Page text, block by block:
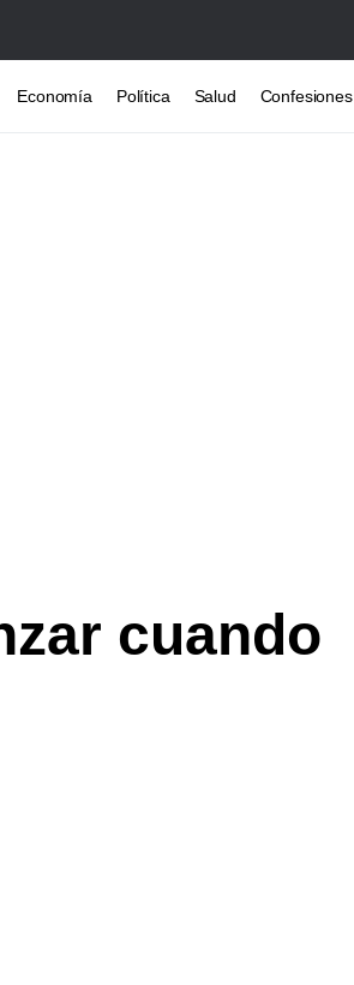
Economía Política Salud Confesiones
cuando